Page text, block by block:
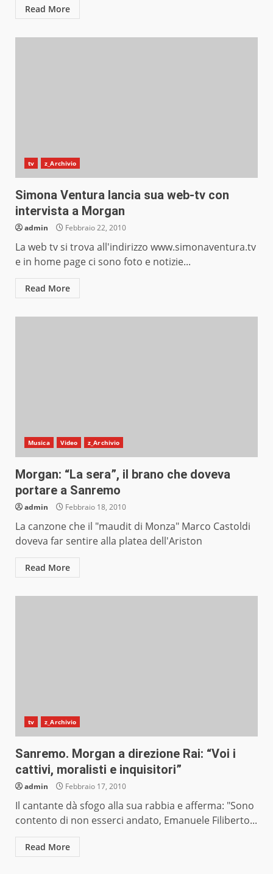
Read More
tv z_Archivio
Simona Ventura lancia sua web-tv con
intervista a Morgan
admin Febbraio 22, 2010
La web tv si trova all'indirizzo www.simonaventura.tv
e in home page ci sono foto e notizie...
Read More
Musica Video z_Archivio
Morgan: “La sera”, il brano che doveva
portare a Sanremo
admin Febbraio 18, 2010
La canzone che il "maudit di Monza" Marco Castoldi
doveva far sentire alla platea dell'Ariston
Read More
tv z_Archivio
Sanremo. Morgan a direzione Rai: “Voi i
cattivi, moralisti e inquisitori”
admin Febbraio 17, 2010
Il cantante dà sfogo alla sua rabbia e afferma: "Sono
contento di non esserci andato, Emanuele Filiberto...
Read More